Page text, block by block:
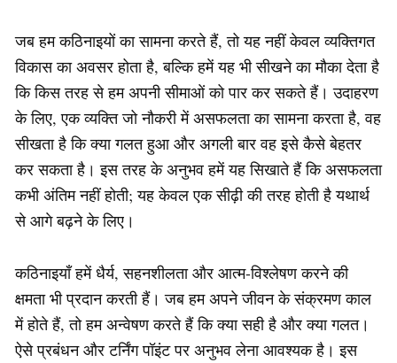
जब हम कठिनाइयों का सामना करते हैं, तो यह नहीं केवल व्यक्तिगत
विकास का अवसर होता है, बल्कि हमें यह भी सीखने का मौका देता है
कि किस तरह से हम अपनी सीमाओं को पार कर सकते हैं। उदाहरण
के लिए, एक व्यक्ति जो नौकरी में असफलता का सामना करता है, वह
सीखता है कि क्या गलत हुआ और अगली बार वह इसे कैसे बेहतर
कर सकता है। इस तरह के अनुभव हमें यह सिखाते हैं कि असफलता
कभी अंतिम नहीं होती; यह केवल एक सीढ़ी की तरह होती है यथार्थ
से आगे बढ़ने के लिए।
कठिनाइयाँ हमें धैर्य, सहनशीलता और आत्म-विश्लेषण करने की
क्षमता भी प्रदान करती हैं। जब हम अपने जीवन के संक्रमण काल
में होते हैं, तो हम अन्वेषण करते हैं कि क्या सही है और क्या गलत।
ऐसे प्रबंधन और टर्निंग पॉइंट पर अनुभव लेना आवश्यक है। इस